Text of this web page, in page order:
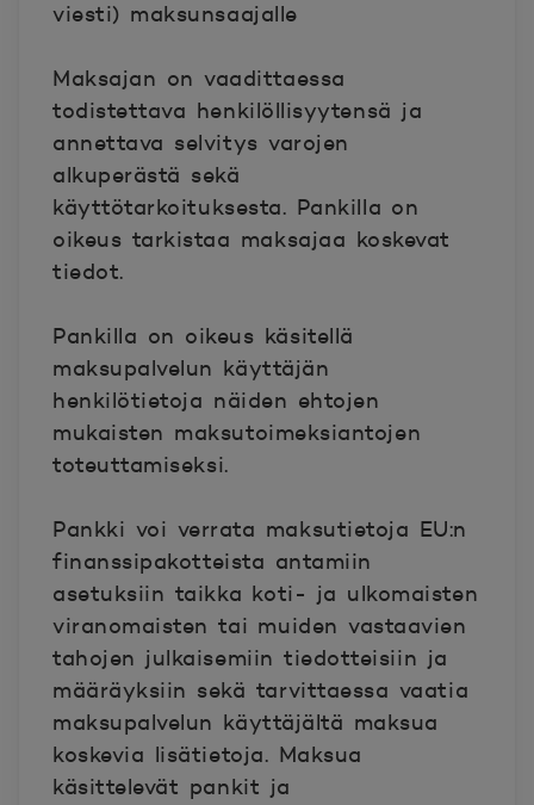
viesti) maksunsaajalle
Maksajan on vaadittaessa
todistettava henkilöllisyytensä ja
annettava selvitys varojen
alkuperästä sekä
käyttötarkoituksesta. Pankilla on
oikeus tarkistaa maksajaa koskevat
tiedot.
Pankilla on oikeus käsitellä
maksupalvelun käyttäjän
henkilötietoja näiden ehtojen
mukaisten maksutoimeksiantojen
toteuttamiseksi.
Pankki voi verrata maksutietoja EU:n
finanssipakotteista antamiin
asetuksiin taikka koti- ja ulkomaisten
viranomaisten tai muiden vastaavien
tahojen julkaisemiin tiedotteisiin ja
määräyksiin sekä tarvittaessa vaatia
maksupalvelun käyttäjältä maksua
koskevia lisätietoja. Maksua
käsittelevät pankit ja